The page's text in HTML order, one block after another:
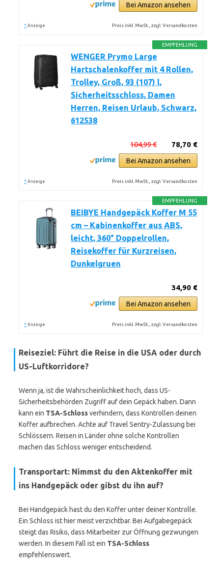
Bei Amazon ansehen
* Anzeige Preis inkl. MwSt., zzgl. Versandkosten
EMPFEHLUNG
WENGER Prymo Large
Hartschalenkoffer mit 4 Rollen,
Trolley, Groß, 93 (107) l,
Sicherheitsschloss, Damen
Herren, Reisen Urlaub, Schwarz,
612538
78,70 €
104,99 €
Bei Amazon ansehen
* Anzeige Preis inkl. MwSt., zzgl. Versandkosten
EMPFEHLUNG
BEIBYE Handgepäck Koffer M 55
cm – Kabinenkoffer aus ABS,
leicht, 360° Doppelrollen,
Reisekoffer für Kurzreisen,
Dunkelgruen
34,90 €
Bei Amazon ansehen
* Anzeige Preis inkl. MwSt., zzgl. Versandkosten
Reiseziel: Führt die Reise in die USA oder durch
US-Luftkorridore?
Wenn ja, ist die Wahrscheinlichkeit hoch, dass US-
Sicherheitsbehörden Zugriff auf dein Gepäck haben. Dann
kann ein TSA-Schlossverhindern, dass Kontrollen deinen
Koffer aufbrechen. Achte auf Travel Sentry-Zulassung bei
Schlössern. Reisen in Länder ohne solche Kontrollen
machen das Schloss weniger entscheidend.
Transportart: Nimmst du den Aktenkoffer mit
ins Handgepäck oder gibst du ihn auf?
Bei Handgepäck hast du den Koffer unter deiner Kontrolle.
Ein Schloss ist hier meist verzichtbar. Bei Aufgabegepäck
steigt das Risiko, dass Mitarbeiter zur Öffnung gezwungen
werden. In diesem Fall ist ein TSA-Schloss
empfehlenswert.